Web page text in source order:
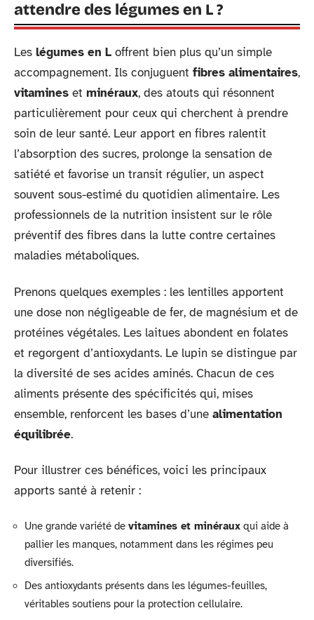
attendre des légumes en L ?
Les légumes en L offrent bien plus qu’un simple
accompagnement. Ils conjuguent fibres alimentaires,
vitamines et minéraux, des atouts qui résonnent
particulièrement pour ceux qui cherchent à prendre
soin de leur santé. Leur apport en fibres ralentit
l’absorption des sucres, prolonge la sensation de
satiété et favorise un transit régulier, un aspect
souvent sous-estimé du quotidien alimentaire. Les
professionnels de la nutrition insistent sur le rôle
préventif des fibres dans la lutte contre certaines
maladies métaboliques.
Prenons quelques exemples : les lentilles apportent
une dose non négligeable de fer, de magnésium et de
protéines végétales. Les laitues abondent en folates
et regorgent d’antioxydants. Le lupin se distingue par
la diversité de ses acides aminés. Chacun de ces
aliments présente des spécificités qui, mises
ensemble, renforcent les bases d’une alimentation
équilibrée.
Pour illustrer ces bénéfices, voici les principaux
apports santé à retenir :
Une grande variété de vitamines et minéraux qui aide à
pallier les manques, notamment dans les régimes peu
diversifiés.
Des antioxydants présents dans les légumes-feuilles,
véritables soutiens pour la protection cellulaire.